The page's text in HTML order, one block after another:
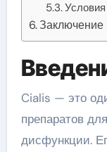
Заключение
Cialis — это один из самых популярных
препаратов
дисфункции.